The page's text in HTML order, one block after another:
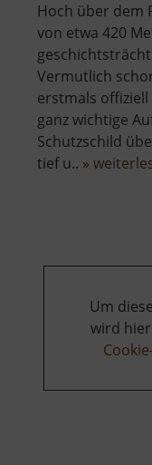
Hoch über dem
von etwa 420
Vermutlich
erstmals
ganz wichtige
Schutzschild
tief u.. »
Um
wird